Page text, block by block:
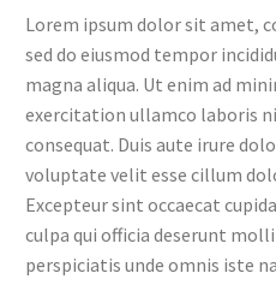
Lorem ipsum dolor sit amet,
sed do eiusmod tempor
magna aliqua. Ut enim ad
exercitation ullamco laboris
consequat. Duis aute irure
voluptate velit esse cillum
Excepteur sint occaecat
culpa qui officia deserunt
perspiciatis unde omnis iste